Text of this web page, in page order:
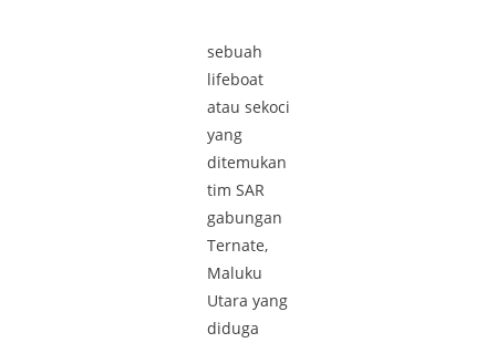
sebuah
lifeboat
atau sekoci
yang
ditemukan
tim SAR
gabungan
Ternate,
Maluku
Utara yang
diduga